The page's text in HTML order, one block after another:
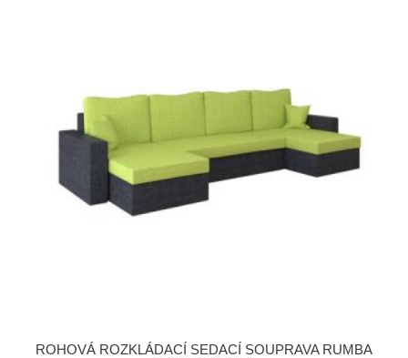
ROHOVÁ ROZKLÁDACÍ SEDACÍ SOUPRAVA RUMBA